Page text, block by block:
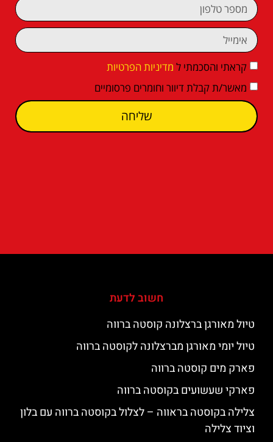
קראתי והסכמתי ל מדיניות הפרטיות
מאשר/ת קבלת דיוור וחומרים פרסומיים
שליחה
חשוב לדעת
טיול מאורגן ברצלונה קוסטה ברווה
טיול יומי מאורגן מברצלונה לקוסטה ברווה
פארק מים קוסטה ברווה
פארקי שעשועים בקוסטה ברווה
צלילה בקוסטה בראווה – לצלול בקוסטה ברווה עם בלון
וציוד צלילה